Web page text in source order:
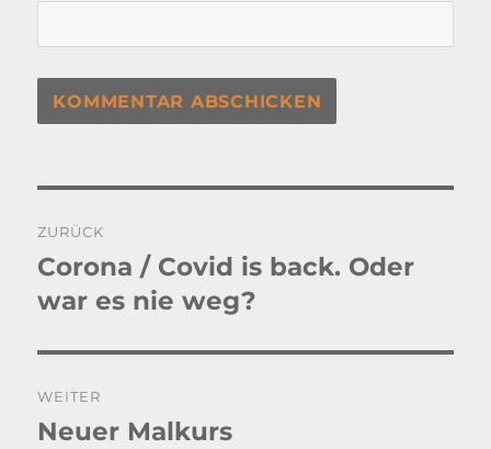
ZURÜCK
Vorheriger
Beitrag:
Corona / Covid is back. Oder
war es nie weg?
WEITER
Nächster
Neuer Malkurs